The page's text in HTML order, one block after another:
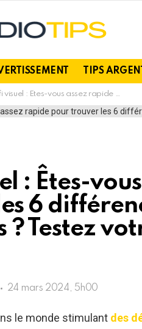
TIPS
Êtes-vous assez rapide pour trouver les 6 différences en moins de 25 secondes ? Testez votre acuité et battez le chrono !
: Êtes-
6
? Testez
24 mars 2024, 5h00
le monde stimulant des